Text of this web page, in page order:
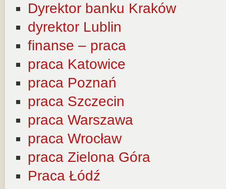
Dyrektor banku Kraków
dyrektor Lublin
finanse – praca
praca Katowice
praca Poznań
praca Szczecin
praca Warszawa
praca Wrocław
praca Zielona Góra
Praca Łódź